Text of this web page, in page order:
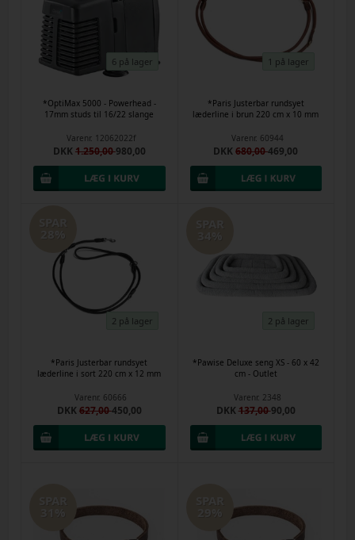
6 på lager
*OptiMax 5000 - Powerhead -
17mm studs til 16/22 slange
Varenr. 12062022f
DKK1.250,00980,00
1 på lager
*Paris Justerbar rundsyet
læderline i brun 220 cm x 10 mm
Varenr. 60944
DKK680,00469,00
2 på lager
*Paris Justerbar rundsyet
læderline i sort 220 cm x 12 mm
Varenr. 60666
DKK627,00450,00
2 på lager
*Pawise Deluxe seng XS - 60 x 42
cm - Outlet
Varenr. 2348
DKK137,0090,00